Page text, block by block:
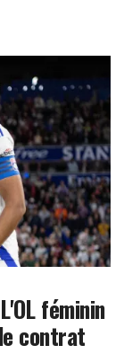
féminin
contrat